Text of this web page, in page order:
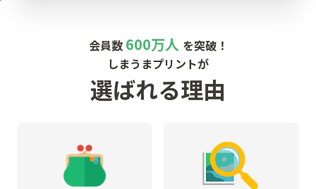
会員数 600万人 を突破！
しまうまプリントが
選ばれる理由